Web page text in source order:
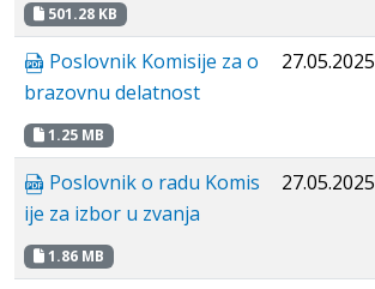
501.28 KB
Poslovnik Komisije za o
brazovnu delatnost
1.25 MB
27.05.2025
Poslovnik o radu Komis
ije za izbor u zvanja
1.86 MB
27.05.2025